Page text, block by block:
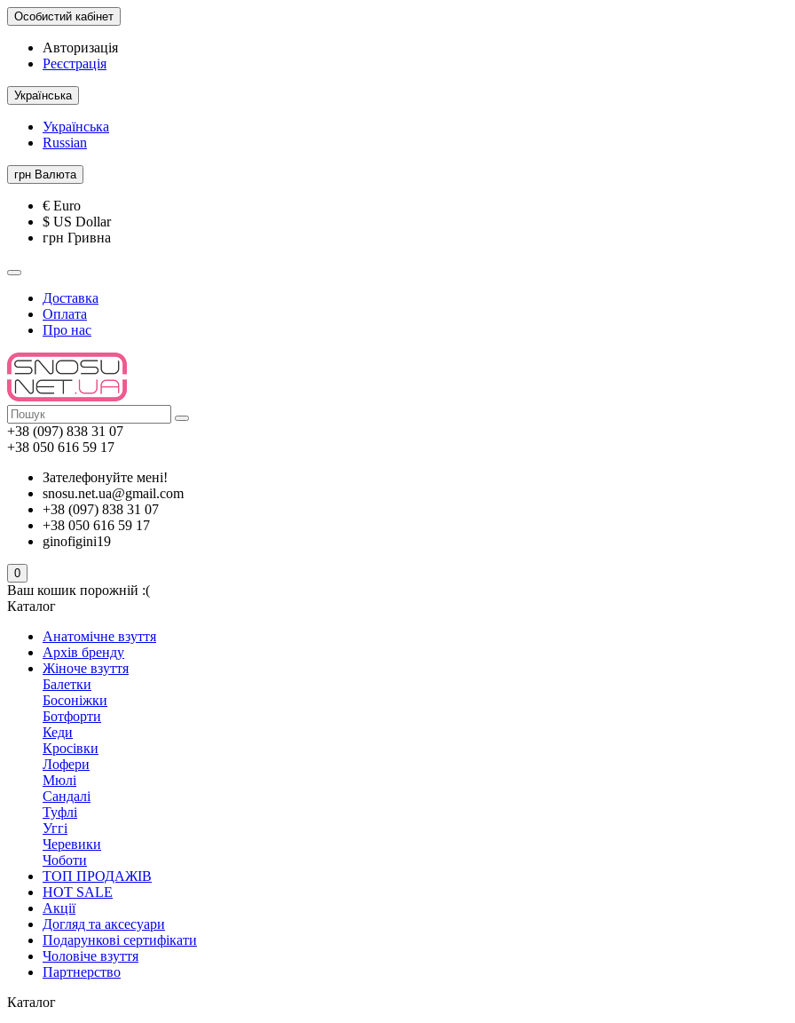
Особистий кабінет
Авторизація
Реєстрація
Українська
Українська
Russian
грн Валюта
€ Euro
$ US Dollar
грн Гривна
Доставка
Оплата
Про нас
+38 (097) 838 31 07
+38 050 616 59 17
Зателефонуйте мені!
snosu.net.ua@gmail.com
+38 (097) 838 31 07
+38 050 616 59 17
ginofigini19
0
Ваш кошик порожній :(
Каталог
Анатомічне взуття
Архів бренду
Жіноче взуття
Балетки
Босоніжки
Ботфорти
Кеди
Кросівки
Лофери
Мюлі
Сандалі
Туфлі
Уггі
Черевики
Чоботи
ТОП ПРОДАЖІВ
HOT SALE
Акції
Догляд та аксесуари
Подарункові сертифікати
Чоловіче взуття
Партнерство
Каталог